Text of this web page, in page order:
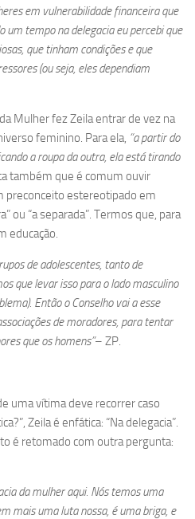
em vulnerabilidade financeira que
um tempo na delegacia eu percebi que
que tinham condições e que
(ou seja, eles dependiam
Mulher fez Zeila entrar de vez na
feminino. Para ela, “a partir do
a roupa da outra, ela está tirando
também que é comum ouvir
preconceito estereotipado em
ou “a separada”. Termos que, para
educação.
de adolescentes, tanto de
que levar isso para o lado masculino
Então o Conselho vai a esse
de moradores, para tentar
que os homens”– ZP.
uma vítima deve recorrer caso
Zeila é enfática: “Na delegacia”.
é retomado com outra pergunta:
da mulher aqui. Nós temos uma
mais uma luta nossa, é uma briga, e